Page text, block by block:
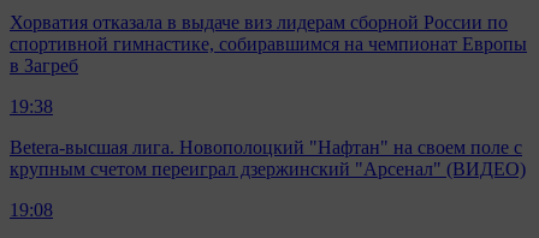
Хорватия отказала в выдаче виз лидерам сборной России по
спортивной гимнастике, собиравшимся на чемпионат Европы
в Загреб
19:38
Betera-высшая лига. Новополоцкий "Нафтан" на своем поле с
крупным счетом переиграл дзержинский "Арсенал" (ВИДЕО)
19:08